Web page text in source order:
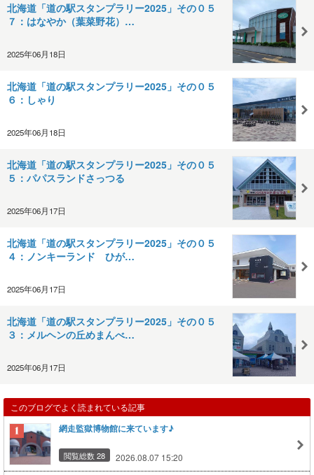
北海道「道の駅スタンプラリー2025」その０５
７：はなやか（葉菜野花）…
2025年06月18日
北海道「道の駅スタンプラリー2025」その０５
６：しゃり
2025年06月18日
北海道「道の駅スタンプラリー2025」その０５
５：パパスランドさっつる
2025年06月17日
北海道「道の駅スタンプラリー2025」その０５
４：ノンキーランド ひが…
2025年06月17日
北海道「道の駅スタンプラリー2025」その０５
３：メルヘンの丘めまんべ…
2025年06月17日
このブログでよく読まれている記事
網走監獄博物館に来ています♪
閲覧総数 28 2026.08.07 15:20